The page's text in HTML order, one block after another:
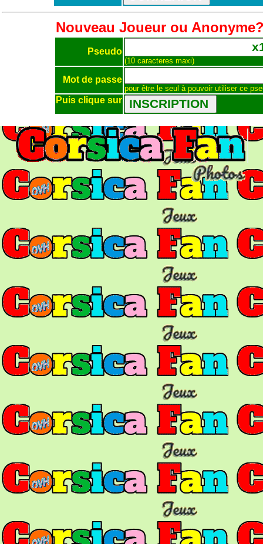
Nouveau Joueur ou
Pseudo
(10 caracteres maxi)
Mot de passe
pour être le seul à pouvoir utiliser ce
Puis clique sur